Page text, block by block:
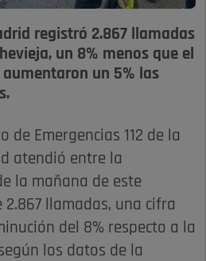
registró 2.867 llamadas
un 8% menos que el
un 5% las
de Emergencias 112 de la
atendió entre la
la mañana de este
llamadas, una cifra
del 8% respecto a la
los datos de la